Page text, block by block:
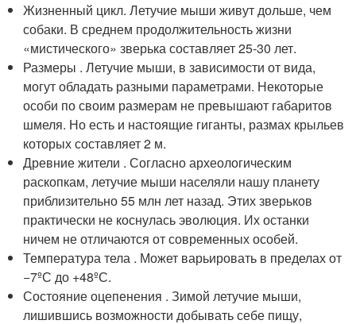
Жизненный цикл. Летучие мыши живут дольше, чем
собаки. В среднем продолжительность жизни
«мистического» зверька составляет 25-30 лет.
Размеры . Летучие мыши, в зависимости от вида,
могут обладать разными параметрами. Некоторые
особи по своим размерам не превышают габаритов
шмеля. Но есть и настоящие гиганты, размах крыльев
которых составляет 2 м.
Древние жители . Согласно археологическим
раскопкам, летучие мыши населяли нашу планету
приблизительно 55 млн лет назад. Этих зверьков
практически не коснулась эволюция. Их останки
ничем не отличаются от современных особей.
Температура тела . Может варьировать в пределах от
−7ºС до +48ºС.
Состояние оцепенения . Зимой летучие мыши,
лишившись возможности добывать себе пищу,